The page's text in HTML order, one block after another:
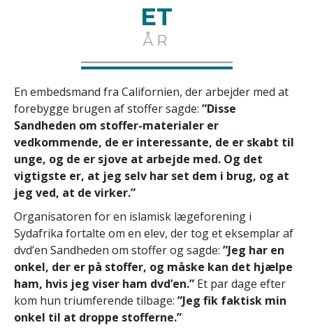
ET
ÅR
En embedsmand fra Californien, der arbejder med at
forebygge brugen af stoffer sagde: ”Disse
Sandheden om stoffer-materialer er
vedkommende, de er interessante, de er skabt til
unge, og de er sjove at arbejde med. Og det
vigtigste er, at jeg selv har set dem i brug, og at
jeg ved, at de virker.”
Organisatoren for en islamisk lægeforening i
Sydafrika fortalte om en elev, der tog et eksemplar af
dvd’en Sandheden om stoffer og sagde: ”Jeg har en
onkel, der er på stoffer, og måske kan det hjælpe
ham, hvis jeg viser ham dvd’en.” Et par dage efter
kom hun triumferende tilbage: ”Jeg fik faktisk min
onkel til at droppe stofferne.”